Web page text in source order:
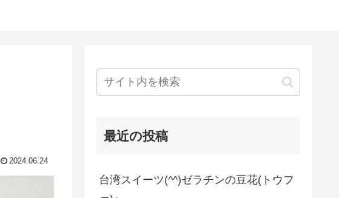
2024.06.24
最近の投稿
台湾スイーツ(^^)ゼラチンの豆花(トウフ